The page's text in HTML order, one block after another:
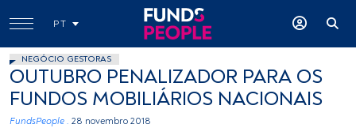
PT
NEGÓCIO GESTORAS
OUTUBRO PENALIZADOR PARA OS
FUNDOS MOBILIÁRIOS NACIONAIS
FundsPeople . 28 novembro 2018